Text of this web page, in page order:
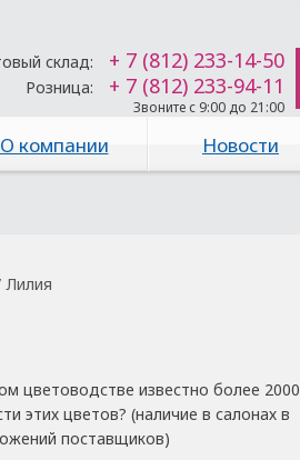
склад: + 7 (812) 233-14-50
Розница: + 7 (812) 233-94-11
Звоните с 9:00 до 21:00
О компании Новости
Лилия
цветоводстве известно более 2000
этих цветов? (наличие в салонах в
поставщиков)